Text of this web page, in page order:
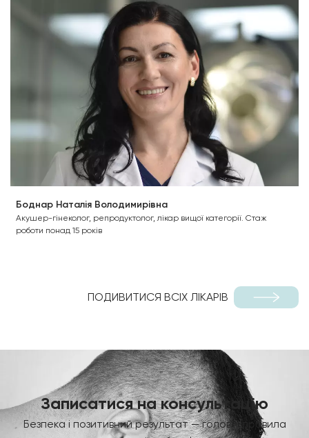
Боднар Наталія Володимирівна
Акушер-гінеколог, репродуктолог, лікар вищої категорії. Стаж
роботи понад 15 років
ПОДИВИТИСЯ ВСІХ ЛІКАРІВ
Записатися на консультацію
Безпека і позитивний результат — головні правила